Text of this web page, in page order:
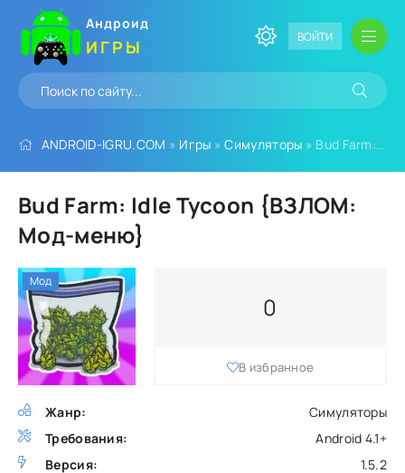
Андроид
ИГРЫ ВОЙТИ
ANDROID-IGRU.COM » Игры »Симуляторы » Bud Farm: Idle Tycoon {ВЗЛОМ: Мод-меню}
Bud Farm: Idle Tycoon {ВЗЛОМ:
Мод-меню}
Жанр:
Симуляторы
Требования:
Android 4.1+
Версия:
1.5.2
0
В избранное
Мод